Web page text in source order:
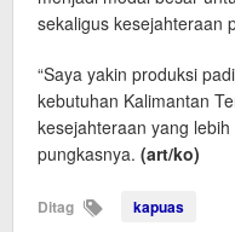
sekaligus kesejahteraan
“Saya yakin produksi
kebutuhan Kalimantan
kesejahteraan yang
pungkasnya. (art/ko)
Ditag kapuas